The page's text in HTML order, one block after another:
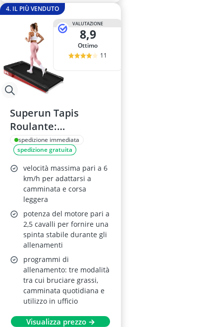
4. IL PIÙ VENDUTO
VALUTAZIONE
8,9
Ottimo
11
Superun Tapis
Roulante:
Inclinazione 6%,
Motore 2,5 CV,
Portata 136 kg,
Velocità max 6 km/h,
Controllo tramite
App, Programmi
HIIT/MIIT
spedizione immediata
spedizione gratuita
velocità massima pari a 6
km/h per adattarsi a
camminata e corsa
leggera
potenza del motore pari a
2,5 cavalli per fornire una
spinta stabile durante gli
allenamenti
programmi di
allenamento: tre modalità
tra cui bruciare grassi,
camminata quotidiana e
utilizzo in ufficio
Visualizza prezzo →